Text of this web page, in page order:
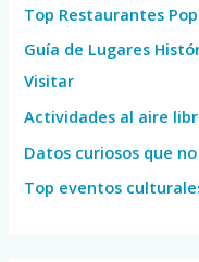
f
o
r
:
Top Restaurantes
Guía de Lugares
Visitar
Actividades al aire
Datos curiosos que
Top eventos